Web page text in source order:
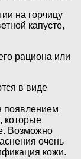
на горчицу
капусте,
рациона или
в виде
появлением
которые
Возможно
очень
кожи.